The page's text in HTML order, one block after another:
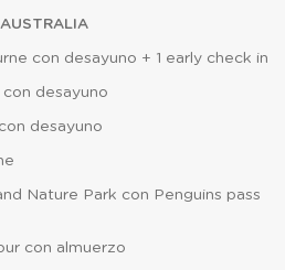
con desayuno + 1 early check in
desayuno
desayuno
Nature Park con Penguins pass
con almuerzo